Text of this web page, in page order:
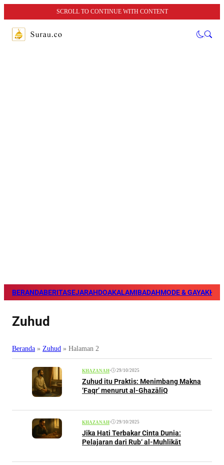
SCROLL TO CONTINUE WITH CONTENT
BERANDABERITASEJARAHDOAKALAMIBADAHMODE & GAYA
Zuhud
Beranda » Zuhud » Halaman 2
KHAZANAH• 29/10/2025
Zuhud itu Praktis: Menimbang Makna
‘Faqr’ menurut al-GhazālīQ
KHAZANAH• 29/10/2025
Jika Hati Terbakar Cinta Dunia:
Pelajaran dari Rub‘ al-Muhlikāt